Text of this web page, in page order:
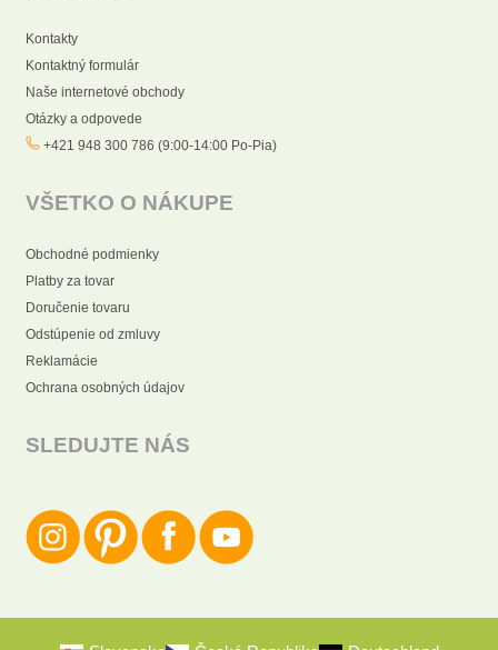
Kontakty
Kontaktný formulár
Naše internetové obchody
Otázky a odpovede
+421 948 300 786 (9:00-14:00 Po-Pia)
VŠETKO O NÁKUPE
Obchodné podmienky
Platby za tovar
Doručenie tovaru
Odstúpenie od zmluvy
Reklamácie
Ochrana osobných údajov
SLEDUJTE NÁS